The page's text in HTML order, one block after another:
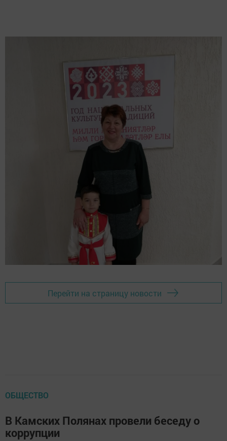
Перейти на страницу новости
ОБЩЕСТВО
В Камских Полянах провели беседу о
коррупции